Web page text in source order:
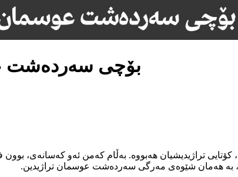
بۆچی سەردەشت
تراژیدیشیان هەبووە. بەڵام کەمن ئەو کەسانەی،
به هەمان شێوەی مەرگی سەردەشت عوسمان تراژیدین.